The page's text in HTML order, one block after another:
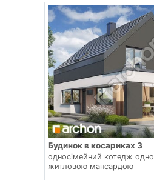
Будинок в косариках 3
односімейний котедж
житловою мансардою